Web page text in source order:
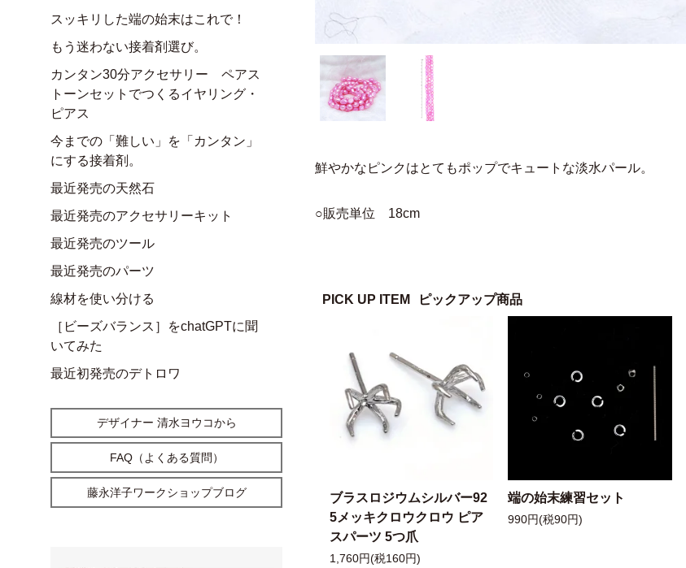
鮮やかなピンクはとてもポップでキュートな淡水パール。
○販売単位 18cm
PICK UP ITEM ピックアップ商品
ブラスロジウムシルバー92
5メッキクロウクロウ ピア
スパーツ 5つ爪
1,760円(税160円)
端の始末練習セット
990円(税90円)
スッキリした端の始末はこれで！
もう迷わない接着剤選び。
カンタン30分アクセサリー ペアス
トーンセットでつくるイヤリング・
ピアス
今までの「難しい」を「カンタン」
にする接着剤。
最近発売の天然石
最近発売のアクセサリーキット
最近発売のツール
最近発売のパーツ
線材を使い分ける
［ビーズバランス］をchatGPTに聞
いてみた
最近初発売のデトロワ
デザイナー 清水ヨウコから
FAQ（よくある質問）
藤永洋子ワークショップブログ